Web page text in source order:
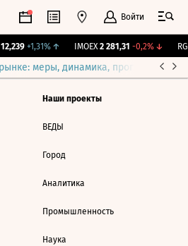
Войти
+1,31%↑ IMOEX 2 281,31 -0,2%↓
меры, динамика, прогнозы
Наши проекты
ВЕДЫ
Город
Аналитика
Промышленность
Наука